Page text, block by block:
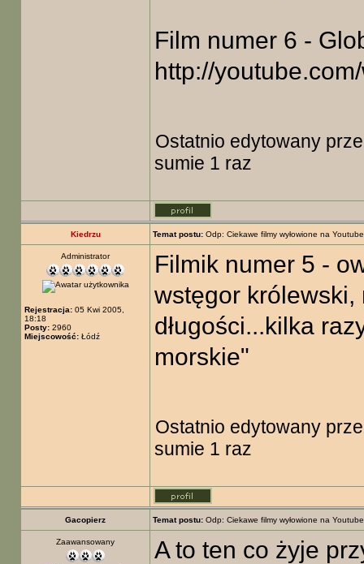
Film numer 6 -
http://
Ostatnio edytowany
sumie 1 raz
Kiedrzu Temat postu: Odp: Ciekawe filmy wyłowione na Youtube
Administrator
Rejestracja: 05 Kwi 2005,
18:18
Posty: 2960
Miejscowość: Łódź
Filmik numer 5 -
wstęgor
długości...kilka
morskie"
Ostatnio edytowany
sumie 1 raz
Gacopierz Temat postu: Odp: Ciekawe filmy wyłowione na Youtube
Zaawansowany
A to ten co żyje